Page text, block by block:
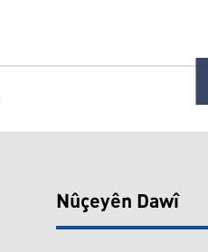
Nûçeyên Dawî